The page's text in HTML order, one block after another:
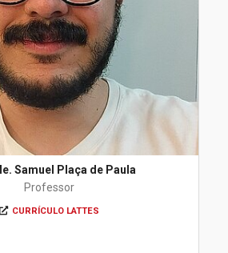
Samuel Plaça de Paula
Professor
CURRÍCULO LATTES